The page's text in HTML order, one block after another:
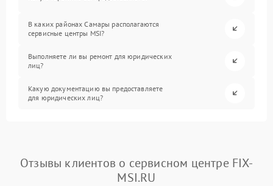
В каких районах Самары располагаются
сервисные центры MSI?
Выполняете ли вы ремонт для юридических
лиц?
Какую документацию вы предоставляете
для юридических лиц?
Отзывы клиентов о сервисном центре FIX-
MSI.RU